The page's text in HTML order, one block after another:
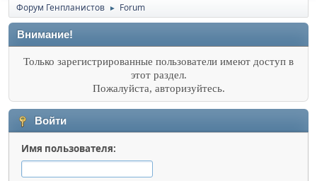
Форум Генпланистов ► Forum
Внимание!
Только зарегистрированные пользователи имеют доступ в
этот раздел.
Пожалуйста, авторизуйтесь.
Войти
Имя пользователя: